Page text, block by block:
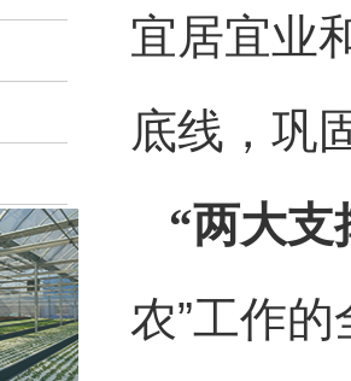
宜居宜业
底线，巩
“两大支
农”工作